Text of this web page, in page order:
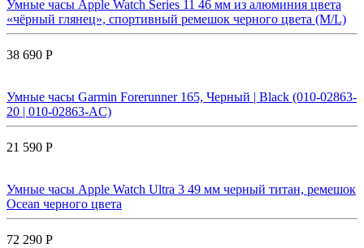
Умные часы Apple Watch Series 11 46 мм из алюминия цвета
«чёрный глянец», спортивный ремешок черного цвета (M/L)
38 690 Р
Умные часы Garmin Forerunner 165, Черный | Black (010-02863-
20 | 010-02863-AC)
21 590 Р
Умные часы Apple Watch Ultra 3 49 мм черный титан, ремешок
Ocean черного цвета
72 290 Р